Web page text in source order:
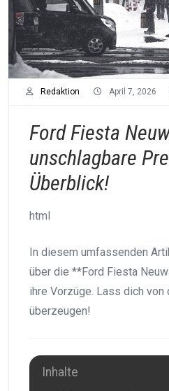
Redaktion April 7, 2026
Ford Fiesta
unschlagbare
Überblick!
html
In diesem umfassenden
über die **Ford Fiesta
ihre Vorzüge. Lass dich von
überzeugen!
Inhalte